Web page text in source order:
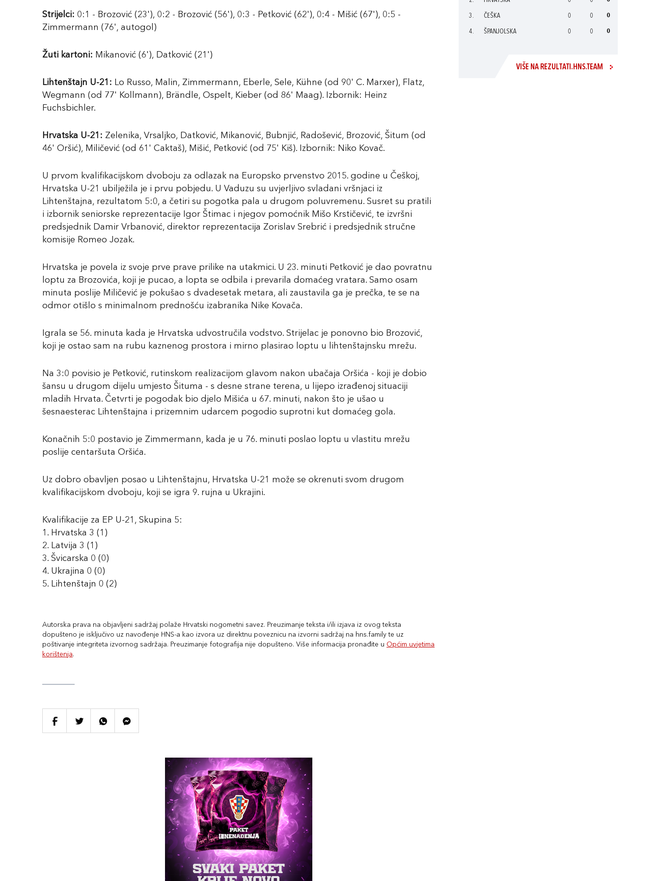
Strijelci: 0:1 - Brozović (23'), 0:2 - Brozović (56'), 0:3 - Petković (62'), 0:4 - Mišić (67'), 0:5 -
Zimmermann (76', autogol)
Žuti kartoni: Mikanović (6'), Datković (21')
Lihtenštajn U-21: Lo Russo, Malin, Zimmermann, Eberle, Sele, Kühne (od 90' C. Marxer), Flatz,
Wegmann (od 77' Kollmann), Brändle, Ospelt, Kieber (od 86' Maag). Izbornik: Heinz
Fuchsbichler.
Hrvatska U-21: Zelenika, Vrsaljko, Datković, Mikanović, Bubnjić, Radošević, Brozović, Šitum (od
46' Oršić), Miličević (od 61' Caktaš), Mišić, Petković (od 75' Kiš). Izbornik: Niko Kovač.
U prvom kvalifikacijskom dvoboju za odlazak na Europsko prvenstvo 2015. godine u Češkoj,
Hrvatska U-21 ubilježila je i prvu pobjedu. U Vaduzu su uvjerljivo svladani vršnjaci iz
Lihtenštajna, rezultatom 5:0, a četiri su pogotka pala u drugom poluvremenu. Susret su pratili
i izbornik seniorske reprezentacije Igor Štimac i njegov pomoćnik Mišo Krstičević, te izvršni
predsjednik Damir Vrbanović, direktor reprezentacija Zorislav Srebrić i predsjednik stručne
komisije Romeo Jozak.
Hrvatska je povela iz svoje prve prave prilike na utakmici. U 23. minuti Petković je dao povratnu
loptu za Brozovića, koji je pucao, a lopta se odbila i prevarila domaćeg vratara. Samo osam
minuta poslije Miličević je pokušao s dvadesetak metara, ali zaustavila ga je prečka, te se na
odmor otišlo s minimalnom prednošću izabranika Nike Kovača.
Igrala se 56. minuta kada je Hrvatska udvostručila vodstvo. Strijelac je ponovno bio Brozović,
koji je ostao sam na rubu kaznenog prostora i mirno plasirao loptu u lihtenštajnsku mrežu.
Na 3:0 povisio je Petković, rutinskom realizacijom glavom nakon ubačaja Oršića - koji je dobio
šansu u drugom dijelu umjesto Šituma - s desne strane terena, u lijepo izrađenoj situaciji
mladih Hrvata. Četvrti je pogodak bio djelo Mišića u 67. minuti, nakon što je ušao u
šesnaesterac Lihtenštajna i prizemnim udarcem pogodio suprotni kut domaćeg gola.
Konačnih 5:0 postavio je Zimmermann, kada je u 76. minuti poslao loptu u vlastitu mrežu
poslije centaršuta Oršića.
Uz dobro obavljen posao u Lihtenštajnu, Hrvatska U-21 može se okrenuti svom drugom
kvalifikacijskom dvoboju, koji se igra 9. rujna u Ukrajini.
Kvalifikacije za EP U-21, Skupina 5:
1. Hrvatska 3 (1)
2. Latvija 3 (1)
3. Švicarska 0 (0)
4. Ukrajina 0 (0)
5. Lihtenštajn 0 (2)
Autorska prava na objavljeni sadržaj polaže Hrvatski nogometni savez. Preuzimanje teksta i/ili izjava iz ovog teksta
dopušteno je isključivo uz navođenje HNS-a kao izvora uz direktnu poveznicu na izvorni sadržaj na hns.family te uz
poštivanje integriteta izvornog sadržaja. Preuzimanje fotografija nije dopušteno. Više informacija pronađite u Općim uvjetima
korištenja.
3. ČEŠKA 0 0 0
4. ŠPANJOLSKA 0 0 0
VIŠE NA REZULTATI.HNS.TEAM